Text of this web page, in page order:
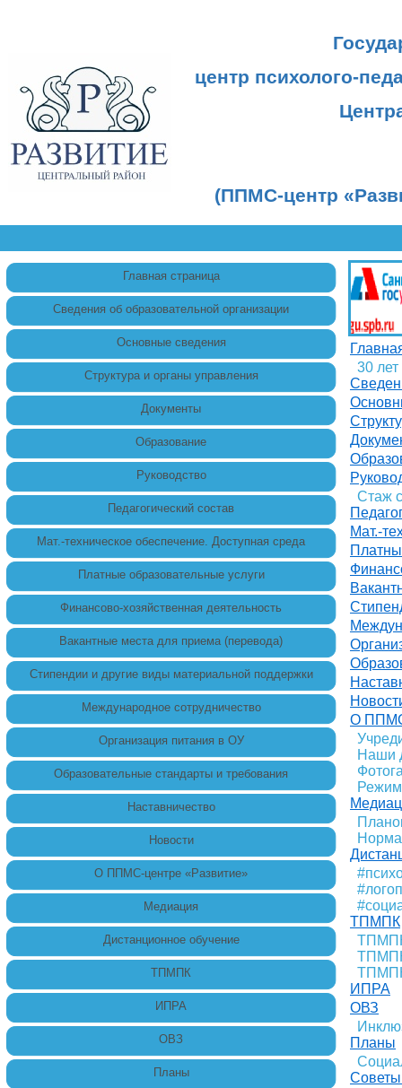
центр психолого-
(ППМС-центр
Главная страница
Сведения об образовательной организации
Основные сведения
Структура и органы управления
Документы
Образование
Руководство
Педагогический состав
Мат.-техническое обеспечение. Доступная среда
Платные образовательные услуги
Финансово-хозяйственная деятельность
Вакантные места для приема (перевода)
Стипендии и другие виды материальной поддержки
Международное сотрудничество
Организация питания в ОУ
Образовательные стандарты и требования
Наставничество
Новости
О ППМС-центре «Развитие»
Медиация
Дистанционное обучение
ТПМПК
ИПРА
ОВЗ
Планы
30
Стаж
Мат.-
О
Наши
ТПМПК
ИПРА
ОВЗ
Планы
Советы